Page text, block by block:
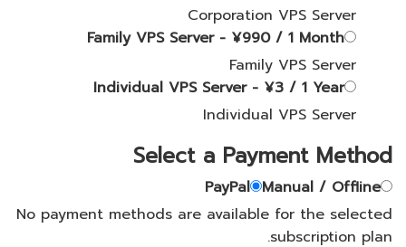
Corporation VPS Server
Family VPS Server- ¥990/ 1 Month
Family VPS Server
Individual VPS Server- ¥3 / 1 Year
Individual VPS Server
Select a Payment Method
Manual / Offline
PayPal
No payment methods are available for the selected
subscription plan.